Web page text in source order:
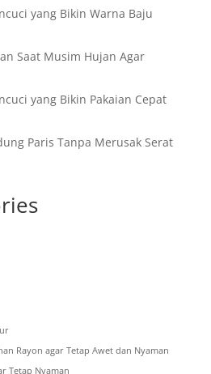
yang Bikin Warna Baju
Saat Musim Hujan Agar
yang Bikin Pakaian Cepat
Paris Tanpa Merusak Serat
Rayon agar Tetap Awet dan Nyaman
Tetap Nyaman